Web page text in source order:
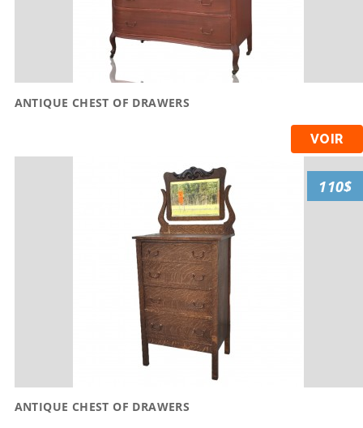
ANTIQUE CHEST OF DRAWERS
VOIR
ANTIQUE CHEST OF DRAWERS
110$